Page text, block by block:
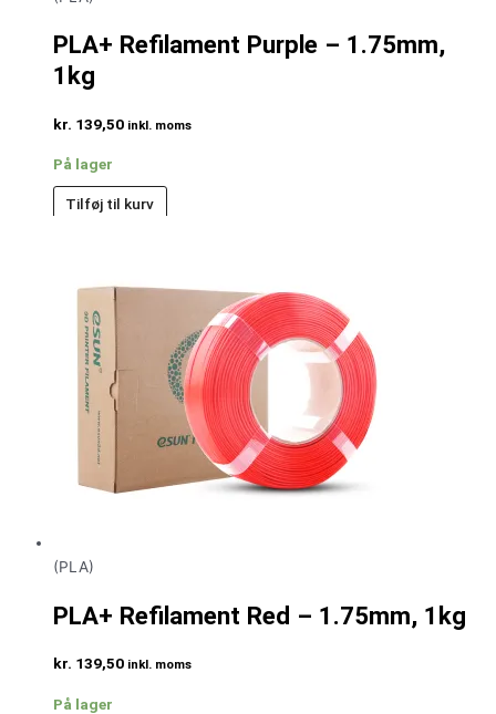
PLA+ Refilament Purple – 1.75mm,
1kg
kr. 139,50 inkl. moms
På lager
Tilføj til kurv
(PLA)
PLA+ Refilament Red – 1.75mm, 1kg
kr. 139,50 inkl. moms
På lager